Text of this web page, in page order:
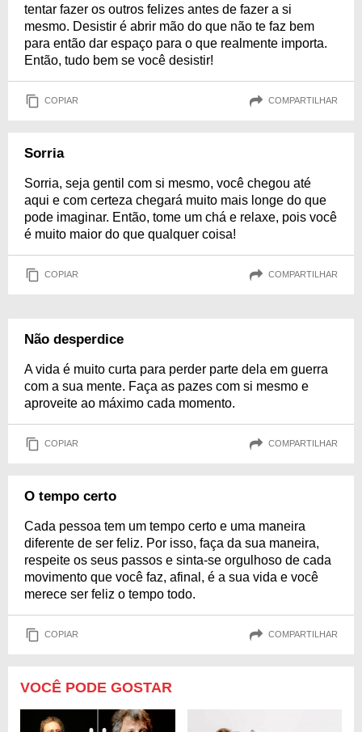
tentar fazer os outros felizes antes de fazer a si
mesmo. Desistir é abrir mão do que não te faz bem
para então dar espaço para o que realmente importa.
Então, tudo bem se você desistir!
COPIAR COMPARTILHAR
Sorria
Sorria, seja gentil com si mesmo, você chegou até
aqui e com certeza chegará muito mais longe do que
pode imaginar. Então, tome um chá e relaxe, pois você
é muito maior do que qualquer coisa!
COPIAR COMPARTILHAR
Não desperdice
A vida é muito curta para perder parte dela em guerra
com a sua mente. Faça as pazes com si mesmo e
aproveite ao máximo cada momento.
COPIAR COMPARTILHAR
O tempo certo
Cada pessoa tem um tempo certo e uma maneira
diferente de ser feliz. Por isso, faça da sua maneira,
respeite os seus passos e sinta-se orgulhoso de cada
movimento que você faz, afinal, é a sua vida e você
merece ser feliz o tempo todo.
COPIAR COMPARTILHAR
VOCÊ PODE GOSTAR